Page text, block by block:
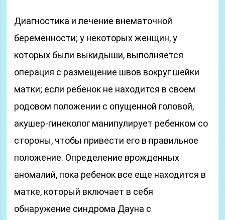
Диагностика и лечение внематочной
беременности; у некоторых женщин, у
которых были выкидыши, выполняется
операция с размещение швов вокруг шейки
матки; если ребенок не находится в своем
родовом положении с опущенной головой,
акушер-гинеколог манипулирует ребенком со
стороны, чтобы привести его в правильное
положение. Определение врожденных
аномалий, пока ребенок все еще находится в
матке, который включает в себя
обнаружение синдрома Дауна с